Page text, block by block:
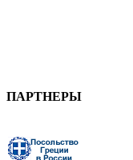
ПАРТНЕРЫ